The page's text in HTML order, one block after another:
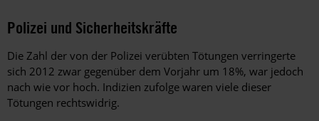
Polizei und Sicherheitskräfte
Die Zahl der von der Polizei verübten Tötungen verringerte
sich 2012 zwar gegenüber dem Vorjahr um 18%, war jedoch
nach wie vor hoch. Indizien zufolge waren viele dieser
Tötungen rechtswidrig.